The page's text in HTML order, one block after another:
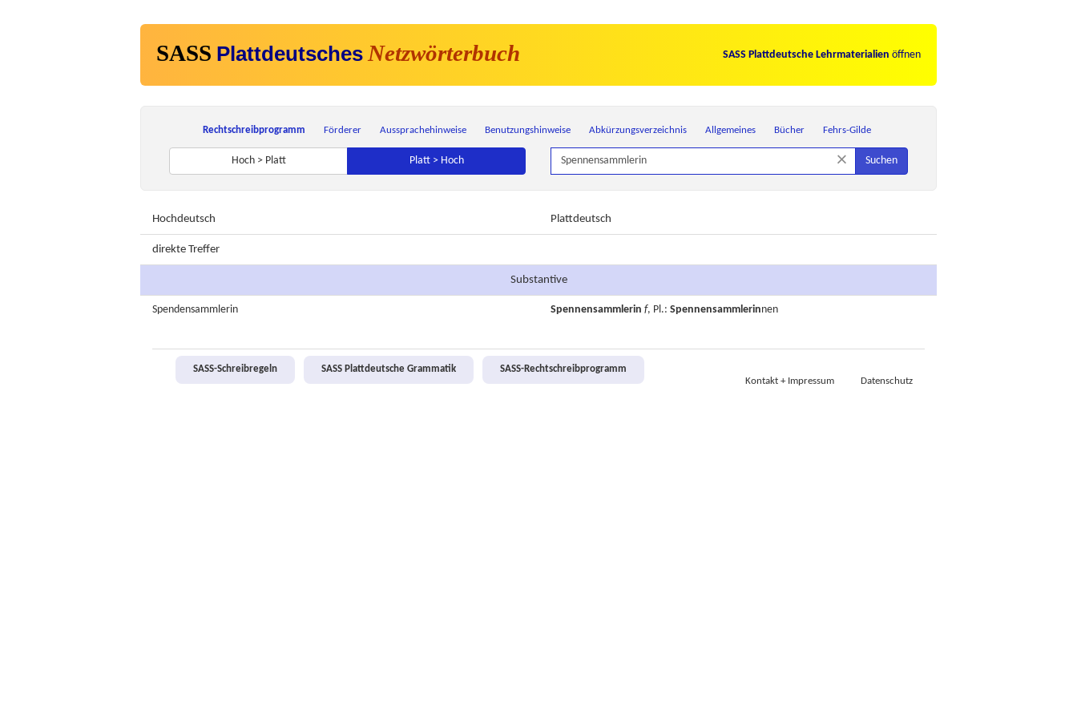
SASS Plattdeutsches Netzwörterbuch SASS Plattdeutsche Lehrmaterialien öffnen
Rechtschreibprogramm Förderer Aussprachehinweise Benutzungshinweise Abkürzungsverzeichnis Allgemeines Bücher Fehrs-Gilde
Hoch > Platt Platt > Hoch × Suchen
Hochdeutsch Plattdeutsch
direkte Treffer
Substantive
Spendensammlerin Spennensammlerin f, Pl.: Spennensammlerinnen
SASS-Schreibregeln SASS Plattdeutsche Grammatik
SASS-Rechtschreibprogramm
Kontakt + Impressum
Datenschutz